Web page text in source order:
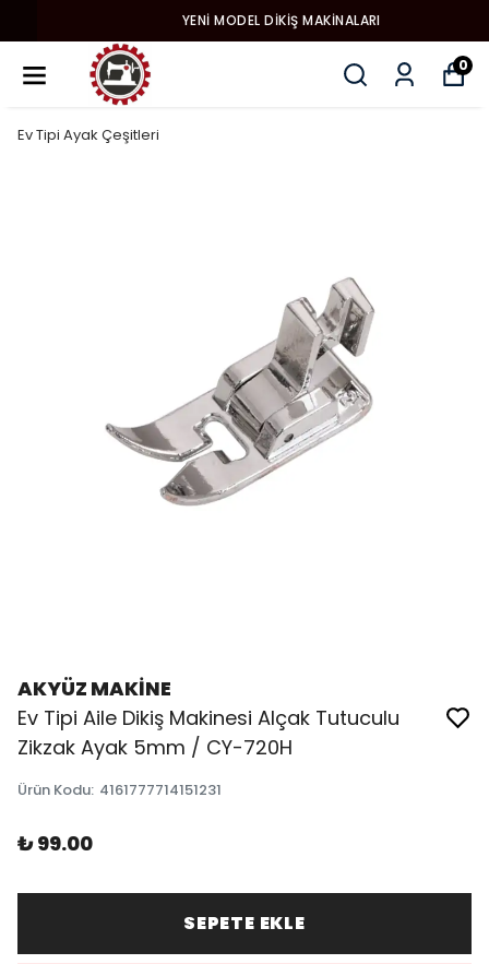
YENI MODEL DIKIŞ MAKINALARI
0
Ev Tipi Ayak Çeşitleri
AKYÜZ MAKİNE
Ev Tipi Aile Dikiş Makinesi Alçak Tutuculu
Zikzak Ayak 5mm / CY-720H
Ürün Kodu: 4161777714151231
₺ 99.00
SEPETE EKLE